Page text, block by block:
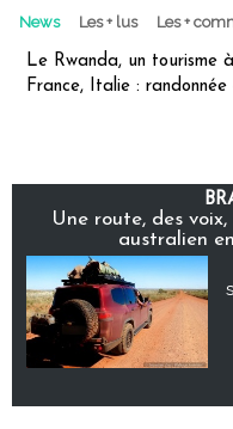
News Les + lus Les +
Le Rwanda, un tourisme
France, Italie :
Une route, des
australien